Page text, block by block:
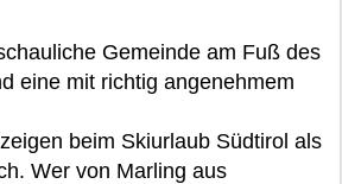
Gemeinde am Fuß des
eine mit richtig angenehmem
beim Skiurlaub Südtirol als
Wer von Marling aus